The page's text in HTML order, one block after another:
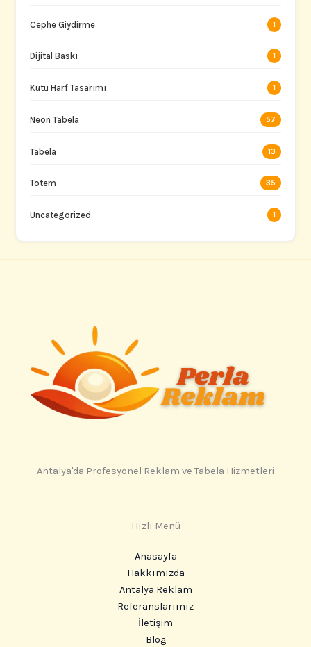
Cephe Giydirme 1
Dijital Baskı 1
Kutu Harf Tasarımı 1
Neon Tabela 57
Tabela 13
Totem 35
Uncategorized 1
Antalya'da Profesyonel Reklam ve Tabela Hizmetleri
Hızlı Menü
Anasayfa
Hakkımızda
Antalya Reklam
Referanslarımız
İletişim
Blog